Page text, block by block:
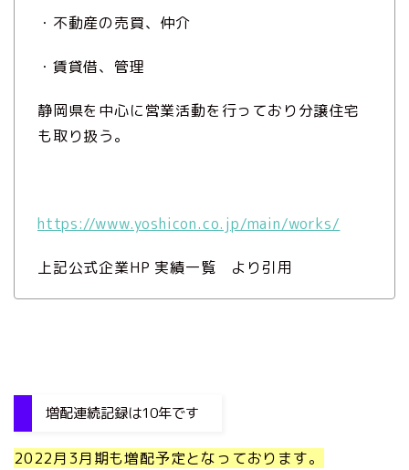
・不動産の売買、仲介
・賃貸借、管理
静岡県を中心に営業活動を行っており分譲住宅
も取り扱う。
https://www.yoshicon.co.jp/main/works/
上記公式企業HP 実績一覧 より引用
増配連続記録は10年です
2022月3月期も増配予定となっております。